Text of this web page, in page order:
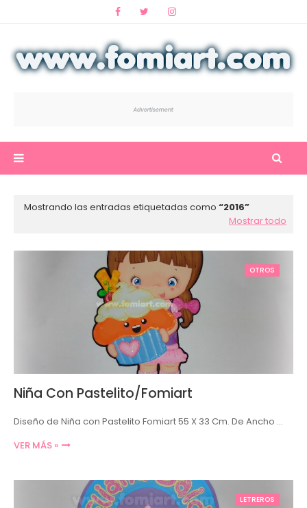
Mostrando las entradas etiquetadas como
2016
Mostrar todo
OTROS
Niña Con Pastelito/Fomiart
Diseño de Niña con Pastelito Fomiart 55 X 33 Cm. De Ancho …
VER MÁS »
LETREROS